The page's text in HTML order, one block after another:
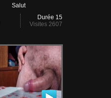
Salut
Durée 15
Visites 2607